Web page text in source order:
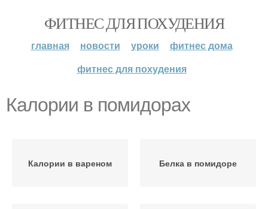
ФИТНЕС ДЛЯ ПОХУДЕНИЯ
главная новости уроки
фитнес дома
фитнес для похудения
Калории в помидорах
Калории в вареном Белка в помидоре